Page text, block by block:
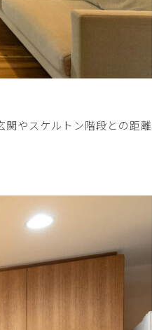
関やスケルトン階段との距離